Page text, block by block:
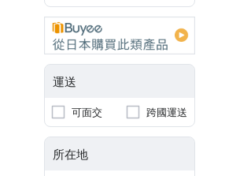
運送
可面交 跨國運送
所在地